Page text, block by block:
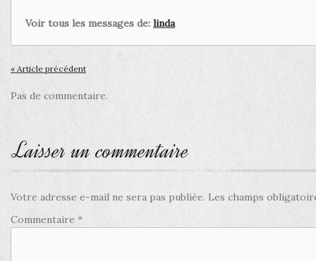
Voir tous les messages de: linda
« Article précédent
Pas de commentaire.
Laisser un commentaire
Votre adresse e-mail ne sera pas publiée. Les champs
Commentaire *